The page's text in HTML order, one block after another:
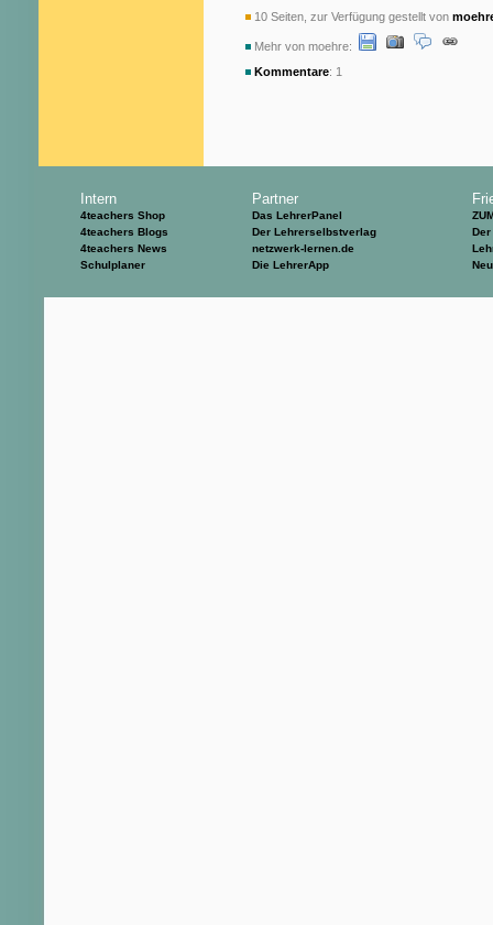
10 Seiten, zur Verfügung gestellt von
Mehr von moehre:
Kommentare: 1
Intern
4teachers Shop
4teachers Blogs
4teachers News
Schulplaner
Partner
Das LehrerPanel
Der Lehrerselbstverlag
netzwerk-lernen.de
Die LehrerApp